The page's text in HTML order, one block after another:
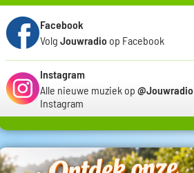
Facebook
Volg Jouwradio op Facebook
Instagram
Alle nieuwe muziek op @Jouwradio
Instagram